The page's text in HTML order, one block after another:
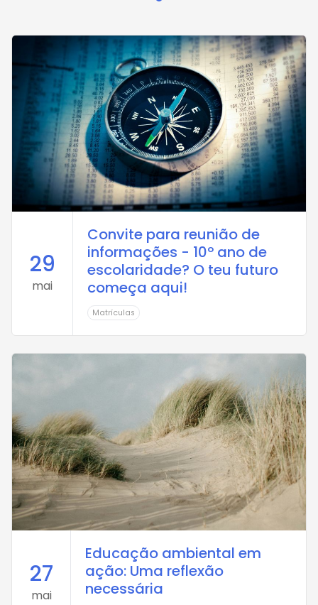
29
mai
Convite para reunião de
informações - 10º ano de
escolaridade? O teu futuro
começa aqui!
Matrículas
27
mai
Educação ambiental em
ação: Uma reflexão
necessária